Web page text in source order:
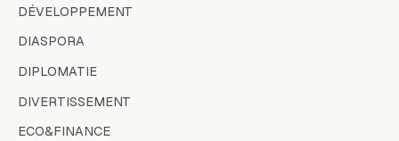
DÉVELOPPEMENT
DIASPORA
DIPLOMATIE
DIVERTISSEMENT
ECO&FINANCE